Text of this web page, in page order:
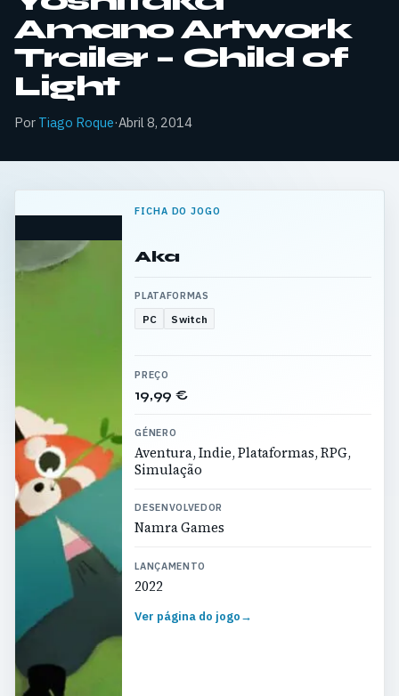
Amano Artwork
Trailer – Child of
Light
Por Tiago Roque·Abril 8, 2014
FICHA DO JOGO
Aka
PLATAFORMAS
PC Switch
PREÇO
19,99 €
GÉNERO
Aventura, Indie, Plataformas, RPG,
Simulação
DESENVOLVEDOR
Namra Games
LANÇAMENTO
2022
Ver página do jogo→